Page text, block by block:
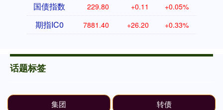
国债指数 229.80 +0.11 +0.05%
期指IC0 7881.40 +26.20 +0.33%
话题标签
集团 转债